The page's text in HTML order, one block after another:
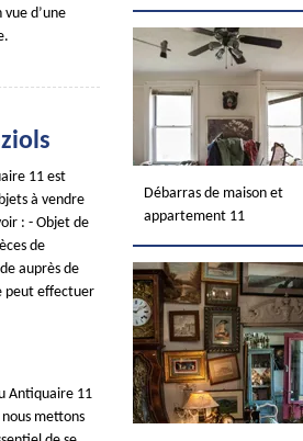
d’une
11 est
à vendre
: - Objet de
de
auprès de
peut effectuer
Antiquaire 11
mettons
Débarras de maison et
appartement 11